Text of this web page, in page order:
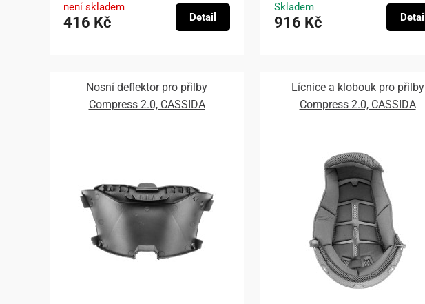
není skladem
416 Kč Detail
Skladem
916 Kč Detail
Nosní deflektor pro přilby
Compress 2.0, CASSIDA
Lícnice a klobouk pro přilby
Compress 2.0, CASSIDA